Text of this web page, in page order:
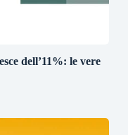
dell’11%: le vere